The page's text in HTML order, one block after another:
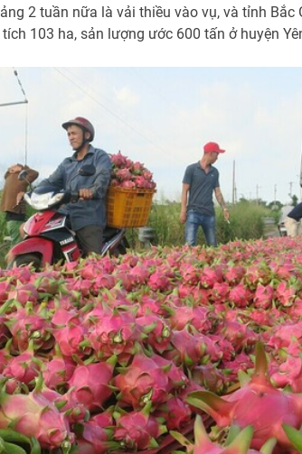
2 tuần nữa là vải thiều vào vụ, và tỉnh
103 ha, sản lượng ước 600 tấn ở huyện